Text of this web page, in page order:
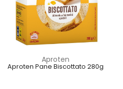
Aproten
Aproten Pane Biscottato 280g